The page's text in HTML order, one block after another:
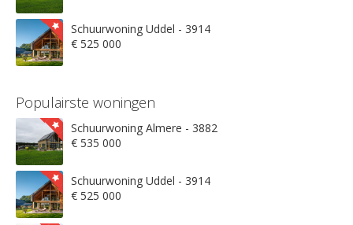
Schuurwoning Uddel - 3914
€ 525 000
Populairste woningen
Schuurwoning Almere - 3882
€ 535 000
Schuurwoning Uddel - 3914
€ 525 000